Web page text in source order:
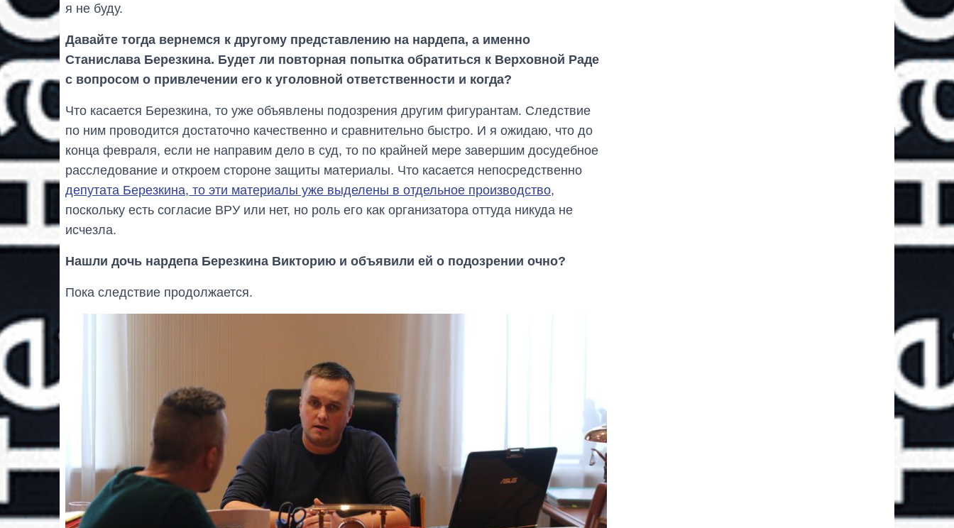
я не буду.
Давайте тогда вернемся к другому представлению на нардепа, а именно
Станислава Березкина. Будет ли повторная попытка обратиться к Верховной Раде
с вопросом о привлечении его к уголовной ответственности и когда?
Что касается Березкина, то уже объявлены подозрения другим фигурантам. Следствие
по ним проводится достаточно качественно и сравнительно быстро. И я ожидаю, что до
конца февраля, если не направим дело в суд, то по крайней мере завершим досудебное
расследование и откроем стороне защиты материалы. Что касается непосредственно
депутата Березкина, то эти материалы уже выделены в отдельное производство,
поскольку есть согласие ВРУ или нет, но роль его как организатора оттуда никуда не
исчезла.
Нашли дочь нардепа Березкина Викторию и объявили ей о подозрении очно?
Пока следствие продолжается.